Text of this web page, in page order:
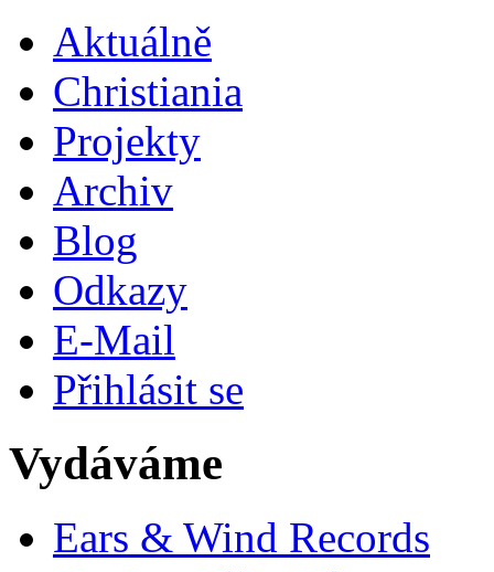
Aktuálně
Christiania
Projekty
Archiv
Blog
Odkazy
E-Mail
Přihlásit se
Vydáváme
Ears & Wind Records